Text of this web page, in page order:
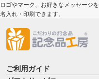
ロゴやマーク、お好きなメッセージを
名入れ・印刷できます。
ご利用ガイド